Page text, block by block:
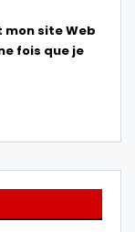
mon site Web
fois que je